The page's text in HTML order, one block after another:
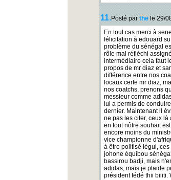
11.Posté parthe le 29/
En tout cas merci à
félicitation à edouard
problème du sénégal
rôle mal réflèchi
intermédiaire cela faut
propos de mr diaz et
différence entre nos
locaux certe mr diaz,
nos coatchs, prenons
messieur comme
lui a permis de
dernier. Maintenant il
ne pas les citer, ceux
en tout nôtre souhait
encore moins du
vice championne
à être politisé légui,
johone équibou
bassirou badji, mais
adidas, mais je plaide
président fédé thii biiiti.